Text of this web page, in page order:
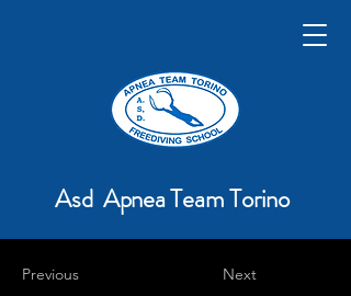
Asd Apnea Team Torino
Previous Next